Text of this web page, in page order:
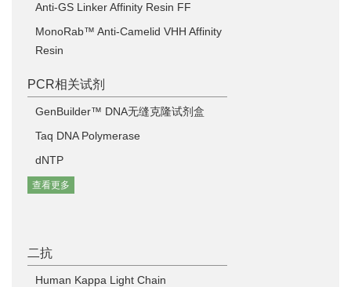
Anti-GS Linker Affinity Resin FF
MonoRab™ Anti-Camelid VHH Affinity
Resin
PCR相关试剂
GenBuilder™ DNA无缝克隆试剂盒
Taq DNA Polymerase
dNTP
查看更多
二抗
Human Kappa Light Chain